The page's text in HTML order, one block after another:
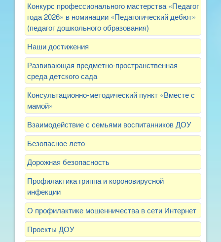
Конкурс профессионального мастерства «Педагог
года 2026» в номинации «Педагогический дебют»
(педагог дошкольного образования)
Наши достижения
Развивающая предметно-пространственная
среда детского сада
Консультационно-методический пункт «Вместе с
мамой»
Взаимодействие с семьями воспитанников ДОУ
Безопасное лето
Дорожная безопасность
Профилактика гриппа и короновирусной
инфекции
О профилактике мошенничества в сети Интернет
Проекты ДОУ